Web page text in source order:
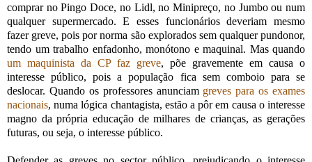
comprar no Pingo Doce, no Lidl, no Minipreço, no Jumbo ou num
qualquer supermercado. E esses funcionários deveriam mesmo
fazer greve, pois por norma são explorados sem qualquer pundonor,
tendo um trabalho enfadonho, monótono e maquinal. Mas quando
um maquinista da CP faz greve, põe gravemente em causa o
interesse público, pois a população fica sem comboio para se
deslocar. Quando os professores anunciam greves para os exames
nacionais, numa lógica chantagista, estão a pôr em causa o interesse
magno da própria educação de milhares de crianças, as gerações
futuras, ou seja, o interesse público.